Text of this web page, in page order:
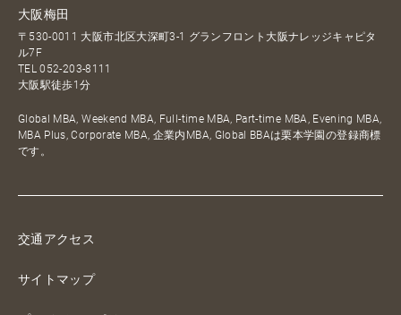
大阪梅田
〒530-0011 大阪市北区大深町3-1 グランフロント大阪ナレッジキャピタ
ル7F
TEL052-203-8111
大阪駅徒歩1分
Global MBA, Weekend MBA, Full-time MBA, Part-time MBA, Evening MBA,
MBA Plus, Corporate MBA, 企業内MBA, Global BBAは栗本学園の登録商標
です。
交通アクセス
サイトマップ